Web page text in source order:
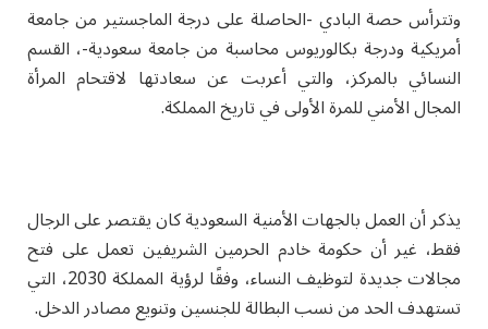
وتترأس حصة البادي -الحاصلة على درجة الماجستير من جامعة
أمريكية ودرجة بكالوريوس محاسبة من جامعة سعودية-، القسم
النسائي بالمركز، والتي أعربت عن سعادتها لاقتحام المرأة
المجال الأمني للمرة الأولى في تاريخ المملكة.
يذكر أن العمل بالجهات الأمنية السعودية كان يقتصر على الرجال
فقط، غير أن حكومة خادم الحرمين الشريفين تعمل على فتح
مجالات جديدة لتوظيف النساء، وفقًا لرؤية المملكة 2030، التي
تستهدف الحد من نسب البطالة للجنسين وتنويع مصادر الدخل.